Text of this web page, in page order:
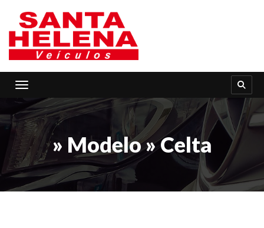
Toggle navigation
» Modelo » Celta